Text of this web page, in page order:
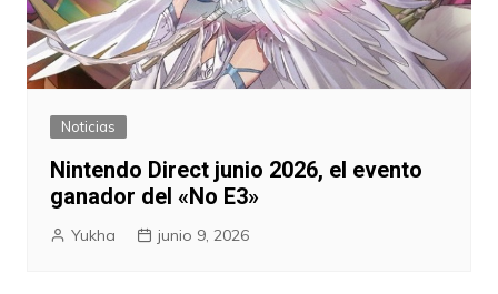
Noticias
Nintendo Direct junio 2026, el evento
ganador del «No E3»
Yukha junio 9, 2026